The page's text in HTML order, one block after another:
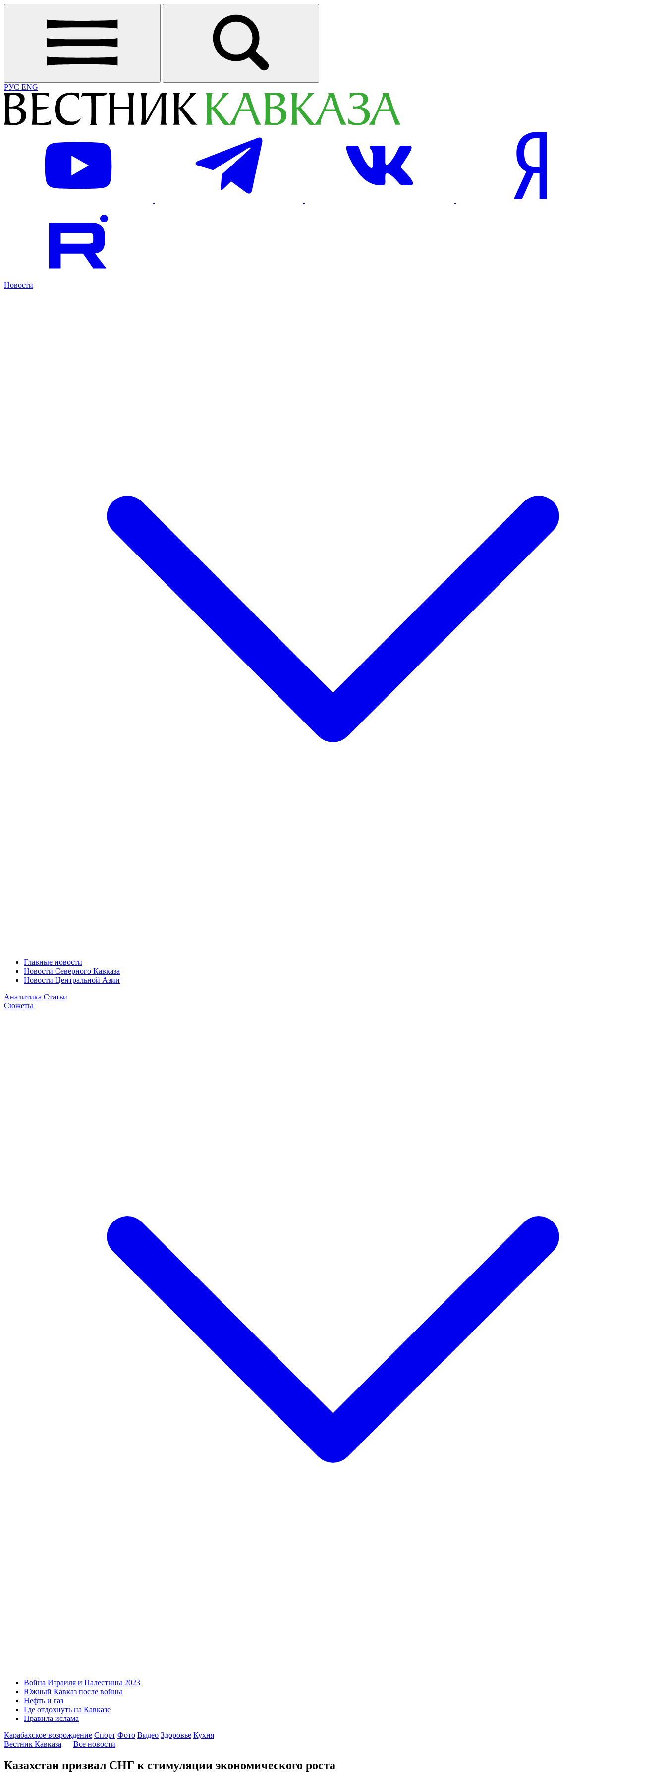
РУС ENG
Новости
Главные новости
Новости Северного Кавказа
Новости Центральной Азии
Аналитика Статьи
Сюжеты
Война Израиля и Палестины 2023
Южный Кавказ после войны
Нефть и газ
Где отдохнуть на Кавказе
Правила ислама
Карабахское возрождение Спорт Фото Видео Здоровье Кухня
Вестник Кавказа — Все новости
Казахстан призвал СНГ к стимуляции экономического роста